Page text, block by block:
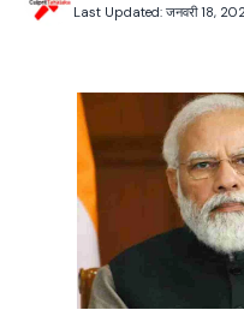
Last Updated: जनवरी 18, 2022